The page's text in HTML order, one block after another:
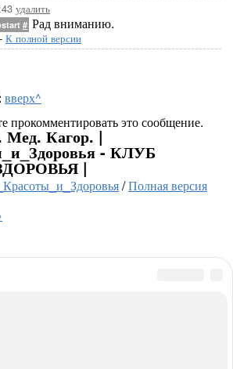
удалить
# Рад вниманию.
- К полной версии
вверх^
прокомментировать это сообщение.
Мед. Кагор. |
- КЛУБ
|
/Полная версия